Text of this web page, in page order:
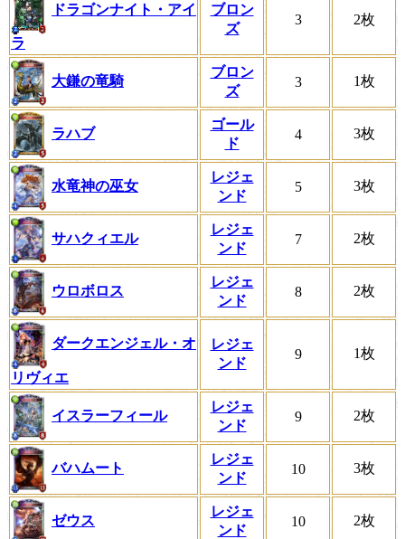
ドラゴンナイト・アイ
ラ
ブロン
ズ
3 2枚
大鎌の竜騎
ブロン
ズ
3 1枚
ラハブ
ゴール
ド
4 3枚
水竜神の巫女
レジェ
ンド
5 3枚
サハクィエル
レジェ
ンド
7 2枚
ウロボロス
レジェ
ンド
8 2枚
ダークエンジェル・オ
リヴィエ
レジェ
ンド
9 1枚
イスラーフィール
レジェ
ンド
9 2枚
バハムート
レジェ
ンド
10 3枚
ゼウス
レジェ
ンド
10 2枚